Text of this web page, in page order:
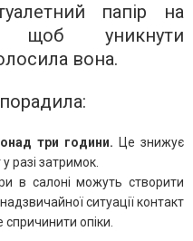
папір на
щоб уникнути
вона.
три години. Це знижує
разі затримок.
в салоні можуть створити
ситуації контакт
опіки.